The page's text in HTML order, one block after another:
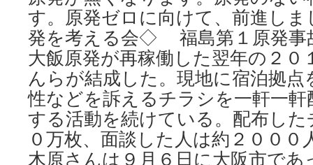
す。原発ゼロに向けて、前進し
発を考える会◇ 福島第１原発事
大飯原発が再稼働した翌年の２０
んらが結成した。現地に宿泊拠
性などを訴えるチラシを一軒一
する活動を続けている。配布し
０万枚、面談した人は約２００
木原さんは９月６日に大阪市であ